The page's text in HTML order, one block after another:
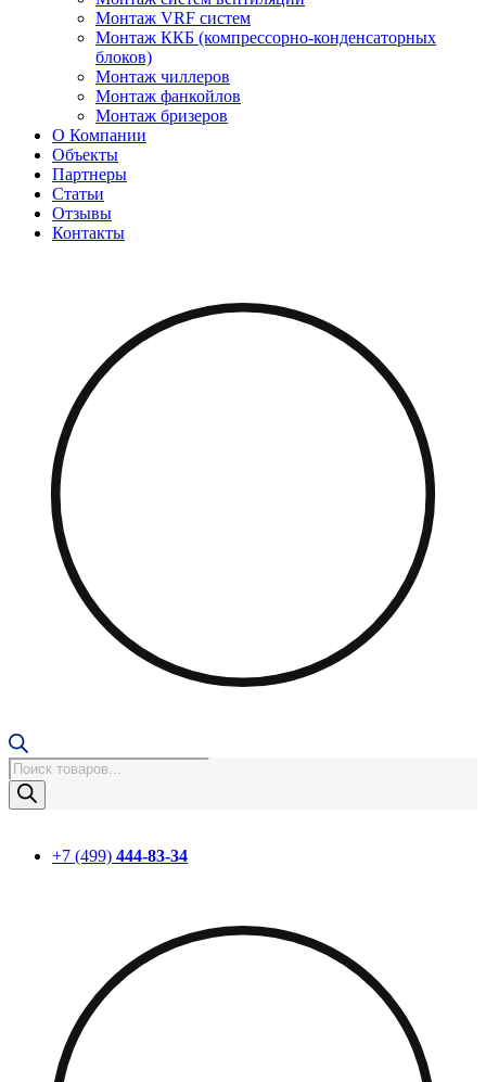
Монтаж VRF систем
Монтаж ККБ (компрессорно-конденсаторных
блоков)
Монтаж чиллеров
Монтаж фанкойлов
Монтаж бризеров
О Компании
Объекты
Партнеры
Статьи
Отзывы
Контакты
Поиск
товаров
+7 (499) 444-83-34